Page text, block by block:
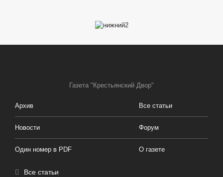
Газета "Крестьянский Двор"
Архив Все статьи
Новости Форум
Один номер в PDF О газете
Все статьи